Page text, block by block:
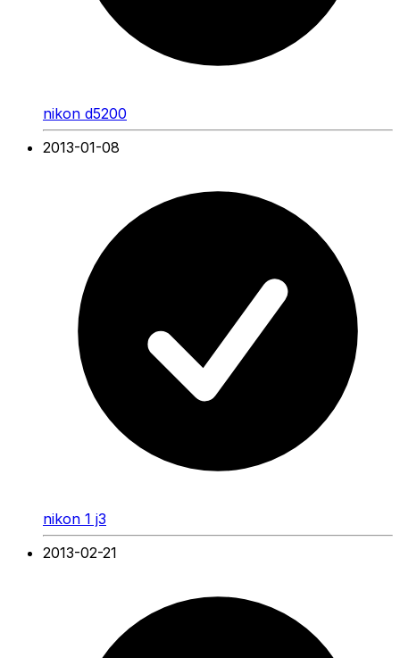
nikon d5200
2013-01-08
nikon 1 j3
2013-02-21